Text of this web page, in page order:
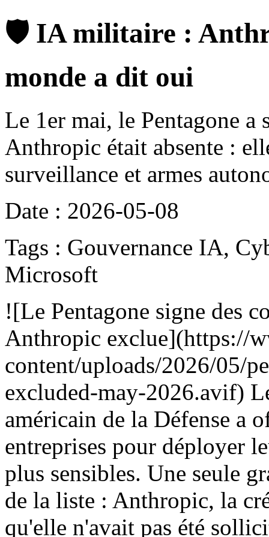
🛡️ IA militaire :
monde a dit oui
Le 1er mai, le Pentagone a
Anthropic était absente :
surveillance et armes
Date : 2026-05-08
Tags : Gouvernance IA,
Microsoft
![Le Pentagone signe des
Anthropic exclue](https://
content/uploads/2026/05/
excluded-may-2026.avif)
américain de la Défense a
entreprises pour déployer
plus sensibles. Une seule
de la liste : Anthropic, la
qu'elle n'avait pas été